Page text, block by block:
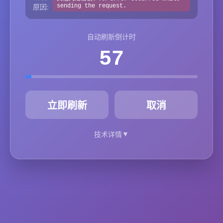
原因:
sending the request.
自动刷新倒计时
57
立即刷新 取消
技术详情▼